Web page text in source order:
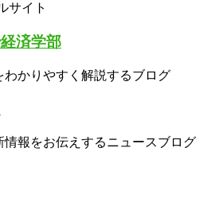
サイト
済学部
かりやすく解説するブログ
報をお伝えするニュースブログ